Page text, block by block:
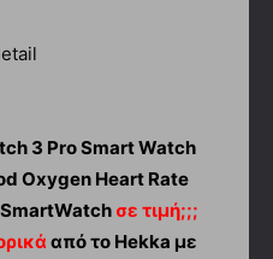
3 Pro Smart Watch
Oxygen Heart Rate
σε τιμή;;;
από το Hekka με